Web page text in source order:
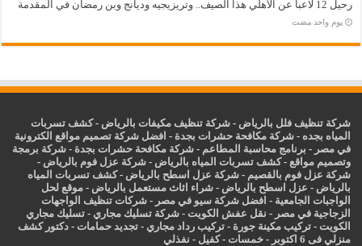
رحيل 12 لاعباً عن الأهلي هذا الصيف.. وتريزيجيه وديانج وبن رمضان في المقدمة
‏يوم واحد مضت
شركة تنظيف فلل بالرياض -شركة تنظيف مكيفات بالرياض -كشف تسربات
المياه بجده -شركة مكافحة حشرات بجدة - افضل شركة تصميم مواقع الكترونية
في مصر - برنامج محاسبة المطاعم -شركة مكافحة حشرات بجدة -شركة برمجة
وتصميم مواقع -كشف تسربات المياه بالرياض -شركة عزل فوم بالرياض -
شركة عزل فوم بالقصيم -شركة عزل اسطح بالرياض -كشف تسربات المياه
بالرياض - عزل اسطح بالرياض -شراء اثاث مستعمل بالرياض - موقع لحل
الواجبات الجامعية - افضل شركة سيو في مصر -شركات تنظيف الواجهات
الزجاجية في مصر - نقل عفش الكويت -شركة تسليك مجاري -تسليك مجاري
الكويت -تركيب مكينة جورة -تركيب رداد مجاري -تجديد حمامات -دكتور كشف
منزلي فى 6 اكتوبر
-خمسات -كفيل - نفذلي